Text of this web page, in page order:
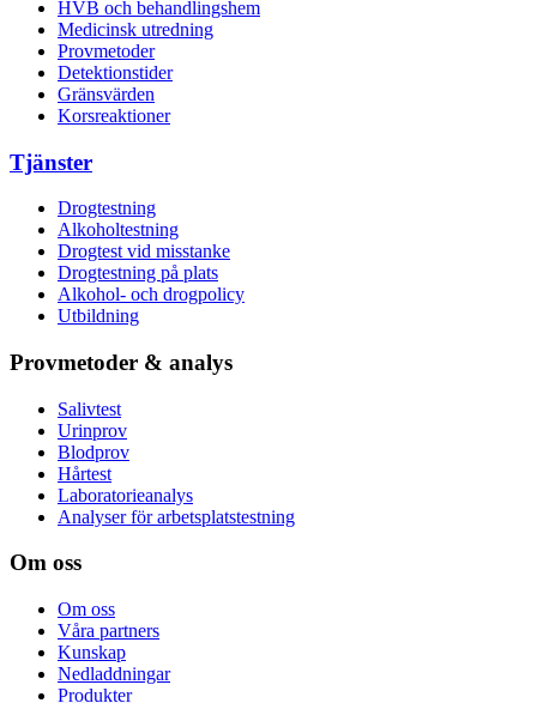
HVB och behandlingshem
Medicinsk utredning
Provmetoder
Detektionstider
Gränsvärden
Korsreaktioner
Tjänster
Drogtestning
Alkoholtestning
Drogtest vid misstanke
Drogtestning på plats
Alkohol- och drogpolicy
Utbildning
Provmetoder & analys
Salivtest
Urinprov
Blodprov
Hårtest
Laboratorieanalys
Analyser för arbetsplatstestning
Om oss
Om oss
Våra partners
Kunskap
Nedladdningar
Produkter